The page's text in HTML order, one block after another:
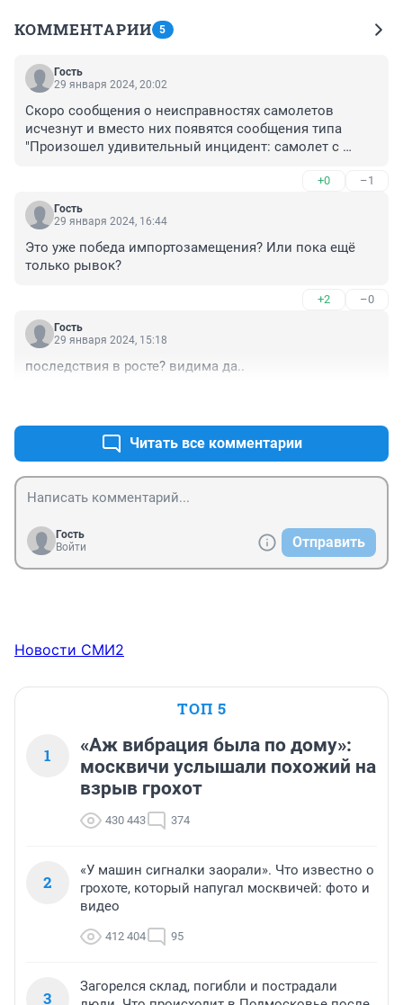
КОММЕНТАРИИ 5
Гость
29 января 2024, 20:02
Скоро сообщения о неисправностях самолетов
исчезнут и вместо них появятся сообщения типа
"Произошел удивительный инцидент: самолет с
своего назначения. Создана комиссия для изучения
данного феномена."
+0 –1
Гость
29 января 2024, 16:44
Это уже победа импортозамещения? Или пока ещё
только рывок?
+2 –0
Гость
29 января 2024, 15:18
последствия в росте? видима да..
Читать все комментарии
Гость
Войти
Отправить
Новости СМИ2
ТОП 5
1
«Аж вибрация была по дому»:
москвичи услышали похожий на
взрыв грохот
430 443 374
2
«У машин сигналки заорали». Что известно о
грохоте, который напугал москвичей: фото и
видео
412 404 95
3
Загорелся склад, погибли и пострадали